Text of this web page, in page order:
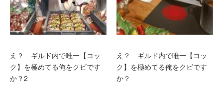
え？ ギルド内で唯一【コッ
ク】を極めてる俺をクビです
か？2
え？ ギルド内で唯一【コッ
ク】を極めてる俺をクビです
か？